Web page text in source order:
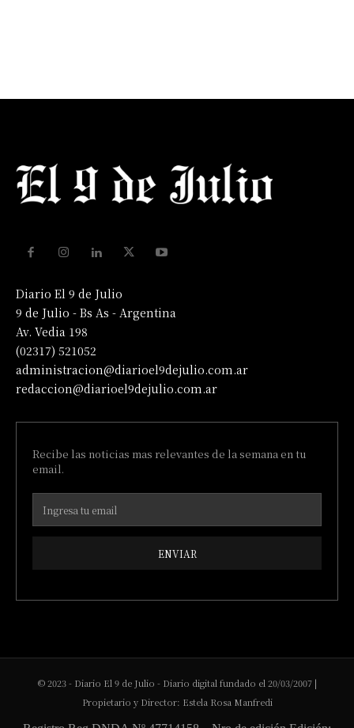
Diario El 9 de Julio
9 de Julio - Bs As - Argentina
Av. Vedia 198
(02317) 521052
administracion@diarioel9dejulio.com.ar
redaccion@diarioel9dejulio.com.ar
Recibe las noticias mas relevantes de la semana en tu
email.
ENVIAR
© 2023 - Diario El 9 de Julio - Diario digital fundado el 20/03/2007 |
Propietario y Director: Estela Rosa Manfredi